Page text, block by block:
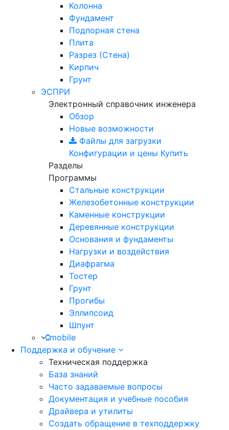
Колонна
Фундамент
Подпорная стена
Плита
Разрез (Стена)
Кирпич
Грунт
ЭСПРИ
Электронный справочник инженера
Обзор
Новые возможности
Файлы для загрузки
Конфигурации и цены Купить
Разделы
Программы
Стальные конструкции
Железобетонные конструкции
Каменные конструкции
Деревянные конструкции
Основания и фундаменты
Нагрузки и воздействия
Диафрагма
Тостер
Грунт
Прогибы
Эллипсоид
Шпунт
mobile
Поддержка и обучение
Техническая поддержка
База знаний
Часто задаваемые вопросы
Документация и учебные пособия
Драйвера и утилиты
Создать обращение в техподдержку